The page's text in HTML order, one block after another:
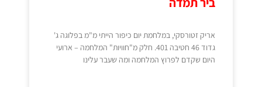
אריק זטורסקי, במלחמת יום כיפור הייתי מ"מ בפלוגה ג'
גדוד 46 חטיבה 401. חלק מ"חוויות" המלחמה – ארועי
היום שקדם לפרוץ המלחמה ומה שעבר עלינו